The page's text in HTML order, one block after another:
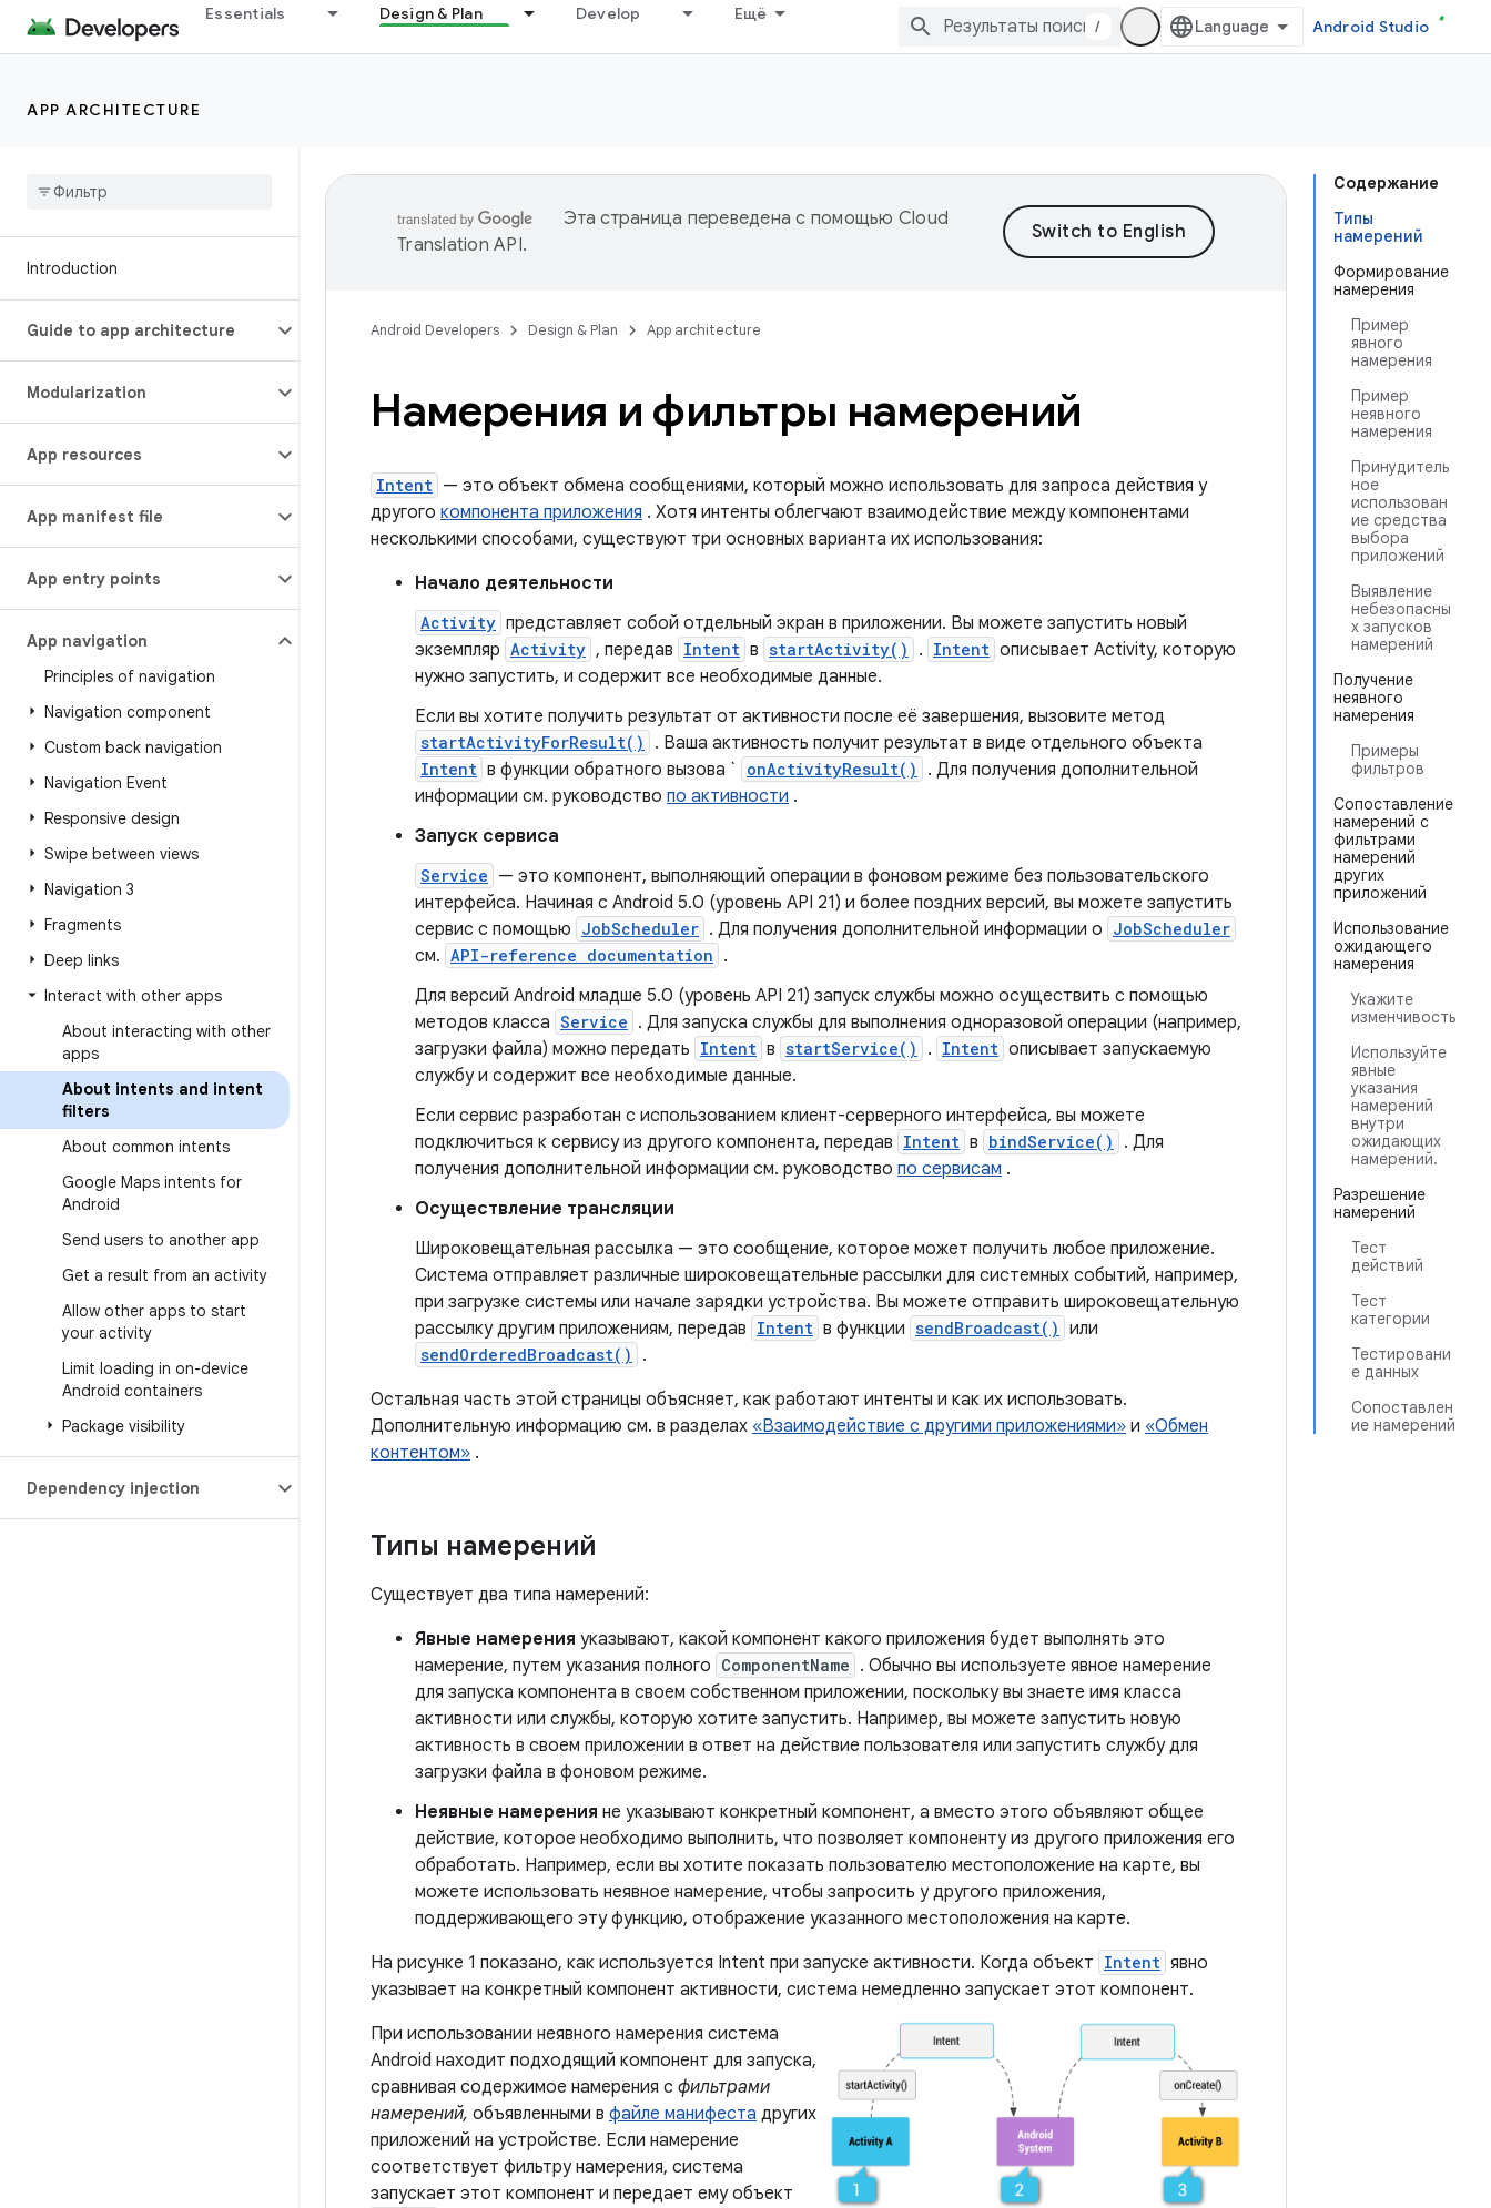
Essentials Design & Plan Develop Ещё
/ Android Studio
APP ARCHITECTURE
Introduction
Guide to app architecture
Modularization
App resources
App manifest file
App entry points
App navigation
Principles of navigation
Navigation component
Custom back navigation
Navigation Event
Responsive design
Swipe between views
Navigation 3
Fragments
Deep links
Interact with other apps
About interacting with other
apps
About intents and intent
filters
About common intents
Google Maps intents for
Android
Send users to another app
Get a result from an activity
Allow other apps to start
your activity
Limit loading in on-device
Android containers
Package visibility
Dependency injection
Содержание
Типы
намерений
Формирование
намерения
Пример
явного
намерения
Пример
неявного
намерения
Принудитель
ное
использован
ие средства
выбора
приложений
Выявление
небезопасны
х запусков
намерений
Получение
неявного
намерения
Примеры
фильтров
Сопоставление
намерений с
фильтрами
намерений
других
приложений
Использование
ожидающего
намерения
Укажите
изменчивость
Используйте
явные
указания
намерений
внутри
ожидающих
намерений.
Разрешение
намерений
Тест
действий
Тест
категории
Тестировани
е данных
Сопоставлен
ие намерений
Эта страница переведена с помощью Cloud
Translation API.
Android Developers Design & Plan App architecture
Намерения и фильтры намерений
Intent — это объект обмена сообщениями, который можно использовать для запроса действия у
другого компонента приложения . Хотя интенты облегчают взаимодействие между компонентами
несколькими способами, существуют три основных варианта их использования:
Начало деятельности
Activity представляет собой отдельный экран в приложении. Вы можете запустить новый
экземпляр Activity , передав Intent в startActivity() . Intent описывает Activity, которую
нужно запустить, и содержит все необходимые данные.
Если вы хотите получить результат от активности после её завершения, вызовите метод
startActivityForResult() . Ваша активность получит результат в виде отдельного объекта
Intent в функции обратного вызова ` onActivityResult()
. Для получения дополнительной
информации см. руководство по активности .
Запуск сервиса
Service — это компонент, выполняющий операции в фоновом режиме без пользовательского
интерфейса. Начиная с Android 5.0 (уровень API 21) и более поздних версий, вы можете запустить
сервис с помощью JobScheduler . Для получения дополнительной информации о JobScheduler
см. API-reference documentation .
Для версий Android младше 5.0 (уровень API 21) запуск службы можно осуществить с помощью
методов класса Service . Для запуска службы для выполнения одноразовой операции (например,
загрузки файла) можно передать Intent в startService() . Intent описывает запускаемую
службу и содержит все необходимые данные.
Если сервис разработан с использованием клиент-серверного интерфейса, вы можете
подключиться к сервису из другого компонента, передав Intent в bindService()
. Для
получения дополнительной информации см. руководство по сервисам .
Осуществление трансляции
Широковещательная рассылка — это сообщение, которое может получить любое приложение.
Система отправляет различные широковещательные рассылки для системных событий, например,
при загрузке системы или начале зарядки устройства. Вы можете отправить широковещательную
рассылку другим приложениям, передав Intent в функции sendBroadcast() или
sendOrderedBroadcast()
.
Остальная часть этой страницы объясняет, как работают интенты и как их использовать.
Дополнительную информацию см. в разделах «Взаимодействие с другими приложениями» и «Обмен
контентом» .
Типы намерений
Существует два типа намерений:
Явные намерения указывают, какой компонент какого приложения будет выполнять это
намерение, путем указания полного ComponentName . Обычно вы используете явное намерение
для запуска компонента в своем собственном приложении, поскольку вы знаете имя класса
активности или службы, которую хотите запустить. Например, вы можете запустить новую
активность в своем приложении в ответ на действие пользователя или запустить службу для
загрузки файла в фоновом режиме.
Неявные намерения не указывают конкретный компонент, а вместо этого объявляют общее
действие, которое необходимо выполнить, что позволяет компоненту из другого приложения его
обработать. Например, если вы хотите показать пользователю местоположение на карте, вы
можете использовать неявное намерение, чтобы запросить у другого приложения,
поддерживающего эту функцию, отображение указанного местоположения на карте.
На рисунке 1 показано, как используется Intent при запуске активности. Когда объект Intent явно
указывает на конкретный компонент активности, система немедленно запускает этот компонент.
При использовании неявного намерения система
Android находит подходящий компонент для запуска,
сравнивая содержимое намерения с фильтрами
намерений, объявленными в файле манифеста других
приложений на устройстве. Если намерение
соответствует фильтру намерения, система
запускает этот компонент и передает ему объект